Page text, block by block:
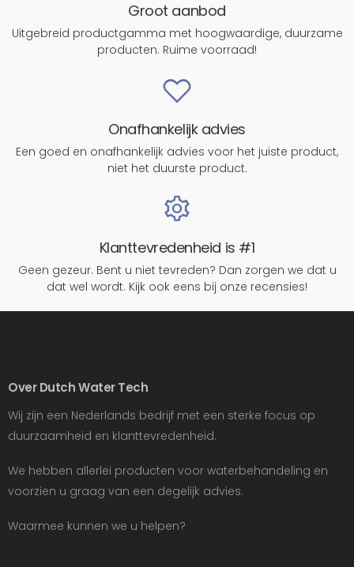
Groot aanbod
Uitgebreid productgamma met hoogwaardige, duurzame
producten. Ruime voorraad!
Onafhankelijk advies
Een goed en onafhankelijk advies voor het juiste product,
niet het duurste product.
Klanttevredenheid is #1
Geen gezeur. Bent u niet tevreden? Dan zorgen we dat u
dat wel wordt. Kijk ook eens bij onze recensies!
Over Dutch Water Tech
Wij zijn een Nederlands bedrijf met een sterke focus op
duurzaamheid en klanttevredenheid.
We hebben allerlei producten voor waterbehandeling en
voorzien u graag van een degelijk advies.
Waarmee kunnen we u helpen?